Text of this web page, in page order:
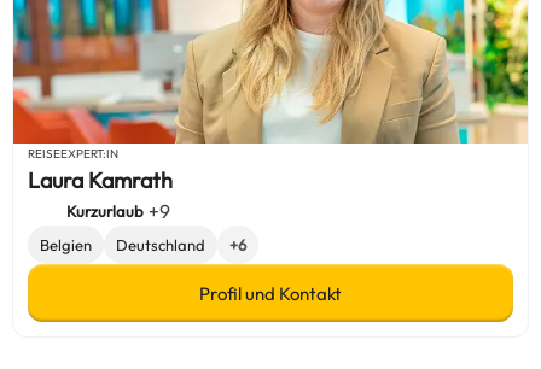
REISEEXPERT:IN
Laura Kamrath
Kurzurlaub +9
Belgien Deutschland +6
Profil und Kontakt